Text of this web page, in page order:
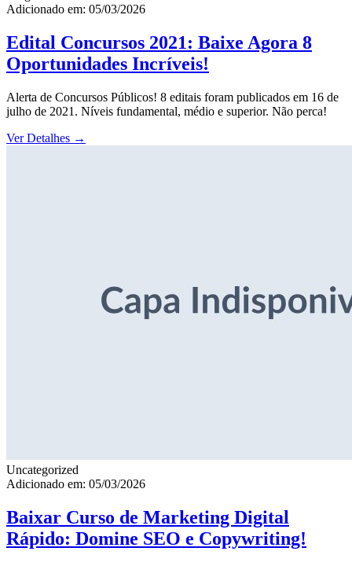
Adicionado em: 05/03/2026
Edital Concursos 2021: Baixe Agora 8
Oportunidades Incríveis!
Alerta de Concursos Públicos! 8 editais foram publicados em 16 de
julho de 2021. Níveis fundamental, médio e superior. Não perca!
Ver Detalhes →
Uncategorized
Adicionado em: 05/03/2026
Baixar Curso de Marketing Digital
Rápido: Domine SEO e Copywriting!